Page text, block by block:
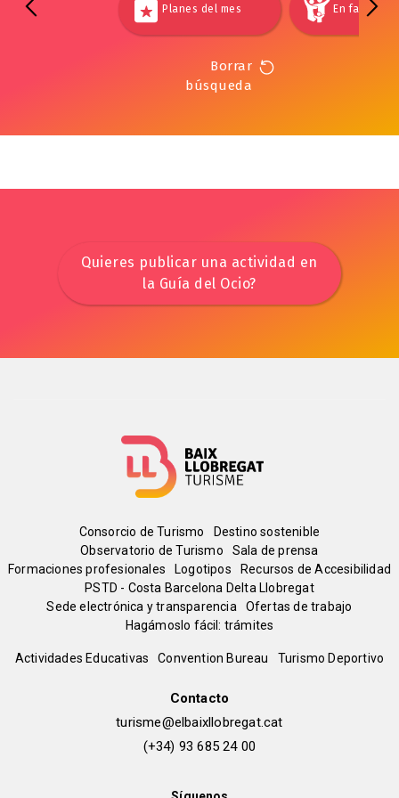
Planes del mes En familia
Borrar
búsqueda
Quieres publicar una actividad en
la Guía del Ocio?
Menú
del
pie
Consorcio de Turismo
Destino sostenible
Observatorio de Turismo
Sala de prensa
Formaciones profesionales
Logotipos
Recursos de Accesibilidad
PSTD - Costa Barcelona Delta Llobregat
Sede electrónica y transparencia
Ofertas de trabajo
Hagámoslo fácil: trámites
Peu
Actividades Educativas Convention Bureau Turismo Deportivo
Contacto
turisme@elbaixllobregat.cat
(+34) 93 685 24 00